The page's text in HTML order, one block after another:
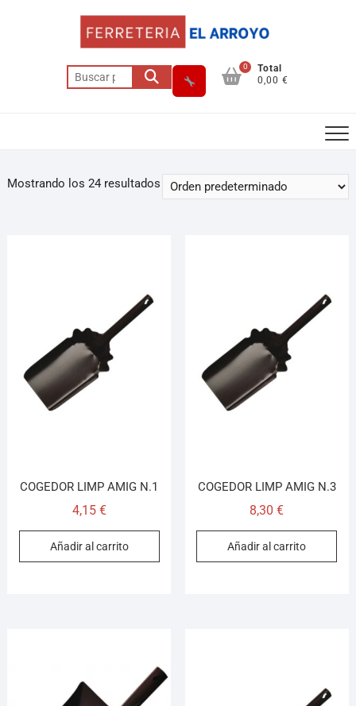
0
Total
0,00 €
Mostrando los 24 resultados
COGEDOR LIMP AMIG N.1
4,15 €
Añadir al carrito
COGEDOR LIMP AMIG N.3
8,30€
Añadir al carrito
Asesor El Arroyo
En línea · responde en segundos
Llamar (cerrado) Cómo llegar
Cuéntame qué necesitas y te ayudo a encontrarlo,
aunque no sepas el nombre exacto